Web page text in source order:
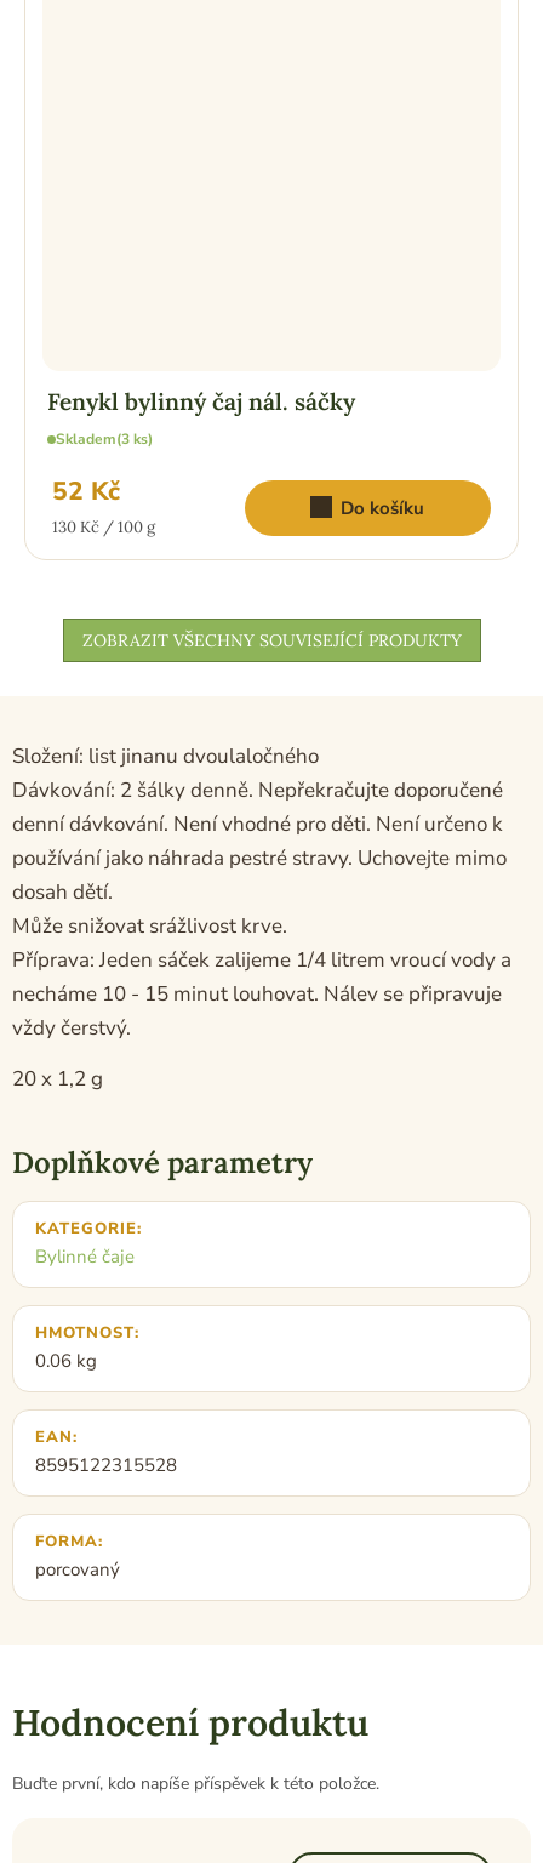
Fenykl bylinný čaj nál. sáčky
Skladem(3 ks)
52 Kč
Měrná
130 Kč / 100 g
Do košíku
ZOBRAZIT VŠECHNY SOUVISEJÍCÍ PRODUKTY
Složení: list jinanu dvoulaločného
Dávkování: 2 šálky denně. Nepřekračujte doporučené
denní dávkování. Není vhodné pro děti. Není určeno k
používání jako náhrada pestré stravy. Uchovejte mimo
dosah dětí.
Může snižovat srážlivost krve.
Příprava: Jeden sáček zalijeme 1/4 litrem vroucí vody a
necháme 10 - 15 minut louhovat. Nálev se připravuje
vždy čerstvý.
20 x 1,2 g
Doplňkové parametry
KATEGORIE:
Bylinné čaje
HMOTNOST:
0.06 kg
EAN:
8595122315528
FORMA:
porcovaný
Hodnocení produktu
Buďte první, kdo napíše příspěvek k této položce.